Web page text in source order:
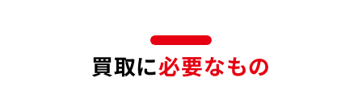
買取に必要なもの